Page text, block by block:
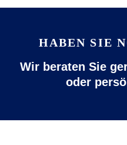
HABEN SIE
Wir beraten Sie
oder